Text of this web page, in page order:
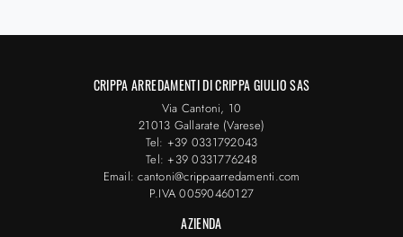
CRIPPA ARREDAMENTI DI CRIPPA GIULIO SAS
Via Cantoni, 10
21013 Gallarate (Varese)
Tel: +39 0331792043
Tel: +39 0331776248
Email: cantoni@crippaarredamenti.com
P.IVA 00590460127
AZIENDA